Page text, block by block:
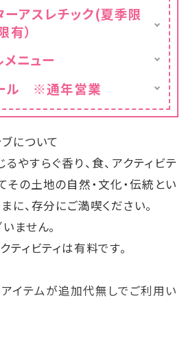
ャル：15:00～18:00
21:00～23:00
備え、
トで味わう極上のリフレッ
にお過ごしください。
）
ーアスレチック(夏季限
）
ウォーターアスレチック」を
～10月
人様1泊につき1回
以上～ ※添寝お子様も無
。
は9：30～の1便目のみご利
利用できない時間帯・日
しくは公式HPの新着情報
ニュー
でご利用いただけます。
アップパドルボート
」内のメニュー名
記載のメニューが対象で
は先着順でのご利用です。
。
ル ※通年営業
オールデイプールを無料で
。
年営業となります。
ンテナンスの為ウォータ
は休止となります
について
やすらぐ香り、食、アクティビテ
その土地の自然・文化・伝統とい
に、存分にご満喫ください。
ません。
ィビティは有料です。
イテムが追加代無しでご利用い